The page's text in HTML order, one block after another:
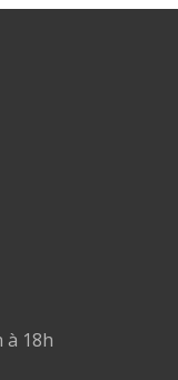
à 18h